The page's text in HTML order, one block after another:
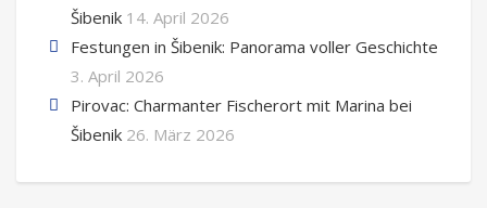
Šibenik 14. April 2026
Festungen in Šibenik: Panorama voller Geschichte
3. April 2026
Pirovac: Charmanter Fischerort mit Marina bei
Šibenik 26. März 2026